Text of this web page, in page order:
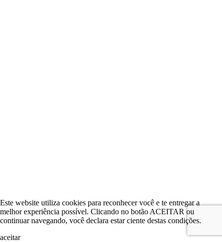
Este website utiliza cookies para reconhecer você e te entregar a
melhor experiência possível. Clicando no botão ACEITAR ou
continuar navegando, você declara estar ciente destas condições.
aceitar